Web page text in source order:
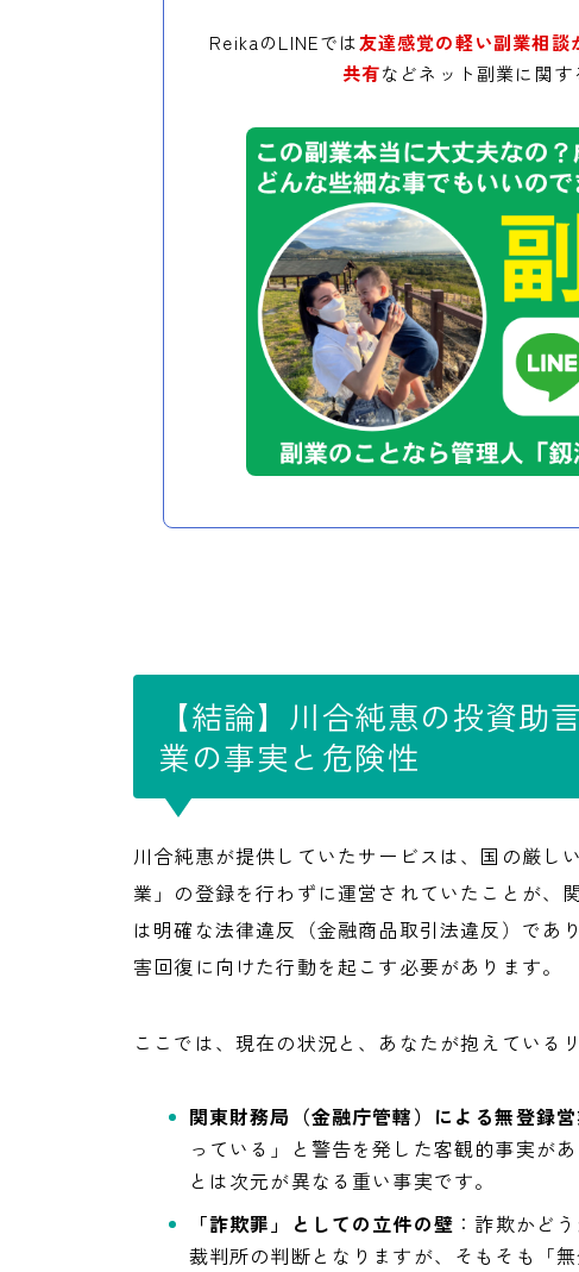
ReikaのLINEでは友達感覚の軽い副業相
共有などネット副業に関
【結論】川合純惠の投資助
業の事実と危険性
川合純惠が提供していたサービスは、国の厳し
業」の登録を行わずに運営されていたことが、
は明確な法律違反（金融商品取引法違反）であ
害回復に向けた行動を起こす必要があります。
ここでは、現在の状況と、あなたが抱えている
関東財務局（金融庁管轄）による無登録
っている」と警告を発した客観的事実が
とは次元が異なる重い事実です。
「詐欺罪」としての立件の壁 ：詐欺かど
裁判所の判断となりますが、そもそも「